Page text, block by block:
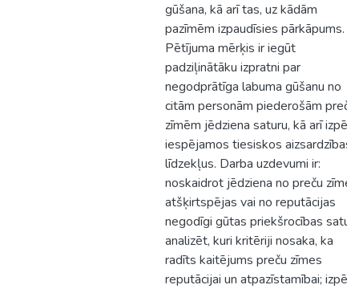
gūšana, kā arī tas, uz kādām
pazīmēm izpaudīsies pārkāpums.
Pētījuma mērķis ir iegūt
padziļinātāku izpratni par
negodprātīga labuma gūšanu no
citām personām piederošām preču
zīmēm jēdziena saturu, kā arī izpētīt
iespējamos tiesiskos aizsardzības
līdzekļus. Darba uzdevumi ir:
noskaidrot jēdziena no preču zīmes
atšķirtspējas vai no reputācijas
negodīgi gūtas priekšrocības
analizēt, kuri kritēriji nosaka, ka
radīts kaitējums preču zīmes
reputācijai un atpazīstamībai;